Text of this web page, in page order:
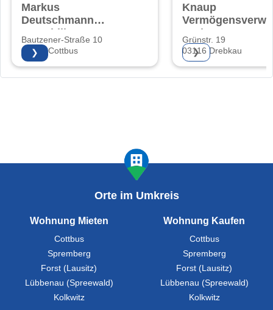
Markus
Deutschmann
Immobilien
Bautzener-Straße 10
03046 Cottbus
❯
Knaup
GmbH
Grünstr. 19
03116 Drebkau
❯
Orte im Umkreis
Wohnung Mieten
Cottbus
Spremberg
Forst (Lausitz)
Lübbenau (Spreewald)
Kolkwitz
Wohnung Kaufen
Cottbus
Spremberg
Forst (Lausitz)
Lübbenau (Spreewald)
Kolkwitz